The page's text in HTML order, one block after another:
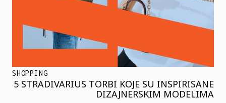
SHOPPING
5 STRADIVARIUS TORBI KOJE SU INSPIRISANE
DIZAJNERSKIM MODELIMA